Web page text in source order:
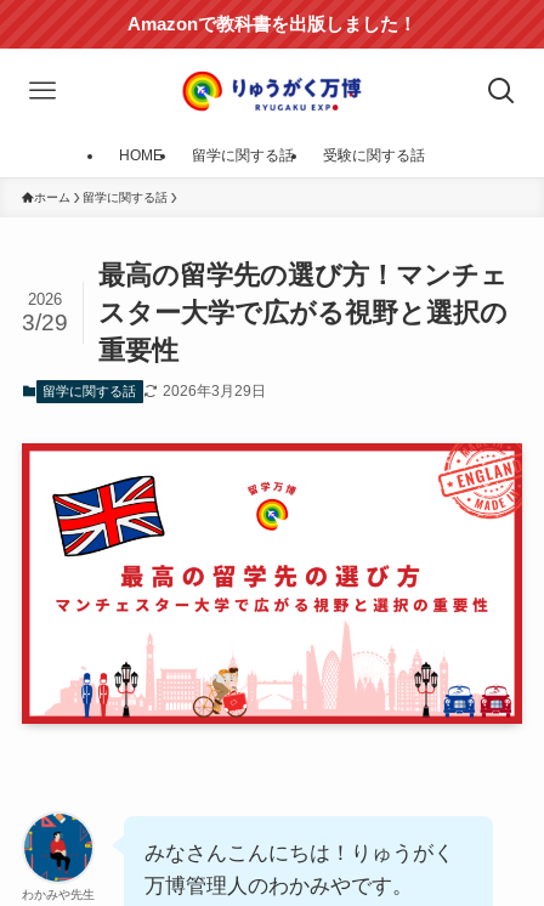
Amazonで教科書を出版しました！
HOME 留学に関する話 受験に関する話
ホーム 留学に関する話
最高の留学先の選び方！マンチェ
スター大学で広がる視野と選択の
重要性
2026
3/29
留学に関する話 2026年3月29日
わかみや先生
みなさんこんにちは！りゅうがく
万博管理人のわかみやです。